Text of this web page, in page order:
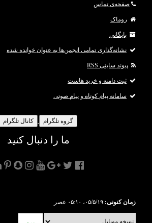
صفحه‌ی تماس
روماک
بایگانی
نشانه‌گذاری تمامی انجمن‌ها به عنوان خوانده شده
پیوند سایتی RSS
ثبت دامنه و خرید هاست
سامانه پیام کوتاه و پیام صوتی
گروه تلگرام کانال تلگرام
ما را دنبال کنید
زمان کنونی: ۰۵/۵/۱۹، ۰۵:۱۰ عصر